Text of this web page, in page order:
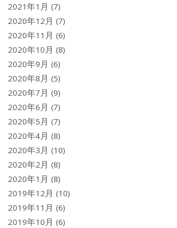
2021年1月 (7)
2020年12月 (7)
2020年11月 (6)
2020年10月 (8)
2020年9月 (6)
2020年8月 (5)
2020年7月 (9)
2020年6月 (7)
2020年5月 (7)
2020年4月 (8)
2020年3月 (10)
2020年2月 (8)
2020年1月 (8)
2019年12月 (10)
2019年11月 (6)
2019年10月 (6)